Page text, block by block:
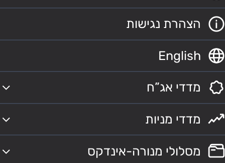
הצהרת נגישות
English
מדדי אג”ח
מדדי מניות
מסלולי מנורה-אינדקס